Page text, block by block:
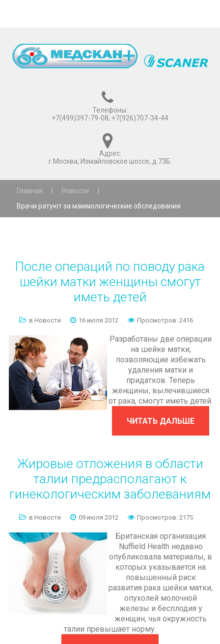
Телефоны:
+7(499)397-79-08; +7(926)707-34-44
Адрес:
г.Москва, Измайловское шоссе, д.73Б.
Главная Новости
Врачи ратуют за маммологические обследования
После операций по поводу рака
шейки матки женщины смогут
иметь детей
в Новости 16 июля 2012 Просмотров: 2416
Разработаны две операции
на шейке матки,
позволяющие избежать
удаления матки и
придатков. Теперь
женщины, вылечившиеся
от рака, смогут иметь детей.
ЧИТАТЬ ДАЛЬШЕ
Жировые отложения в области
талии предрасполагают к
гинекологическим заболеваниям
в Новости 09 июля 2012 Просмотров: 2175
Британская организация
Nuffield Health недавно
опубликовала материалы, в
которых указывается на
повышенный риск
развития рака шейки матки,
опухолей молочной
железы и бесплодия у
женщин, чья окружность
талии превышает норму.